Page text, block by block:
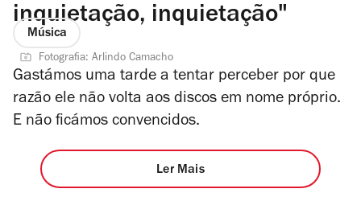
inquietação, inquietação"
Música
Fotografia: Arlindo Camacho
Gastámos uma tarde a tentar perceber por que
razão ele não volta aos discos em nome próprio.
E não ficámos convencidos.
Ler Mais